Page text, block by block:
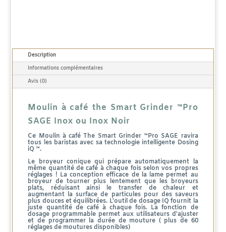
™Pro
SAGE
Inox
Noir
Description
Informations complémentaires
Avis (0)
Moulin à café the Smart Grinder ™Pro
SAGE Inox ou Inox Noir
Ce Moulin à café The Smart Grinder ™Pro SAGE ravira
tous les baristas avec sa technologie intelligente Dosing
iQ ™.
Le broyeur conique qui prépare automatiquement la
même quantité de café à chaque fois selon vos propres
réglages ! La conception efficace de la lame permet au
broyeur de tourner plus lentement que les broyeurs
plats, réduisant ainsi le transfer de chaleur et
augmentant la surface de particules pour des saveurs
plus douces et équilibrées. L'outil de dosage IQ fournit la
juste quantité de café à chaque fois. La fonction de
dosage programmable permet aux utilisateurs d'ajuster
et de programmer la durée de mouture ( plus de 60
réglages de moutures disponibles)